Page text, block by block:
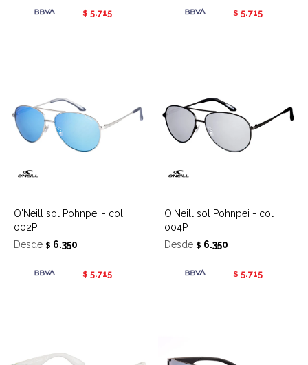
$ 5.715 $ 5.715
O'Neill sol Pohnpei - col
002P
Desde $ 6.350
$ 5.715
O'Neill sol Pohnpei - col
004P
Desde $ 6.350
$ 5.715